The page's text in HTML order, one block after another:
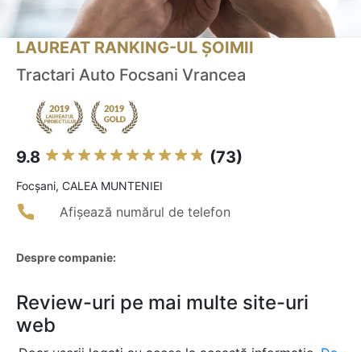
LAUREAT RANKING-UL ȘOIMII
Tractari Auto Focsani Vrancea
9.8 (73)
Focşani, CALEA MUNTENIEI
Afișează numărul de telefon
Despre companie:
Review-uri pe mai multe site-uri
web